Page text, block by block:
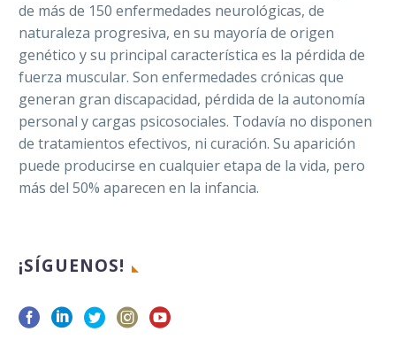
de más de 150 enfermedades neurológicas, de
naturaleza progresiva, en su mayoría de origen
genético y su principal característica es la pérdida de
fuerza muscular. Son enfermedades crónicas que
generan gran discapacidad, pérdida de la autonomía
personal y cargas psicosociales. Todavía no disponen
de tratamientos efectivos, ni curación. Su aparición
puede producirse en cualquier etapa de la vida, pero
más del 50% aparecen en la infancia.
¡SÍGUENOS!